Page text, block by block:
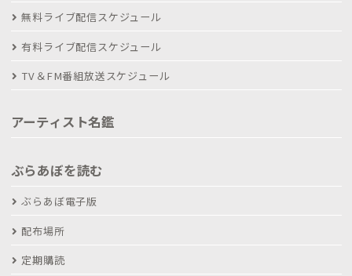
無料ライブ配信スケジュール
有料ライブ配信スケジュール
TV＆FM番組放送スケジュール
アーティスト名鑑
ぶらあぼを読む
ぶらあぼ電子版
配布場所
定期購読